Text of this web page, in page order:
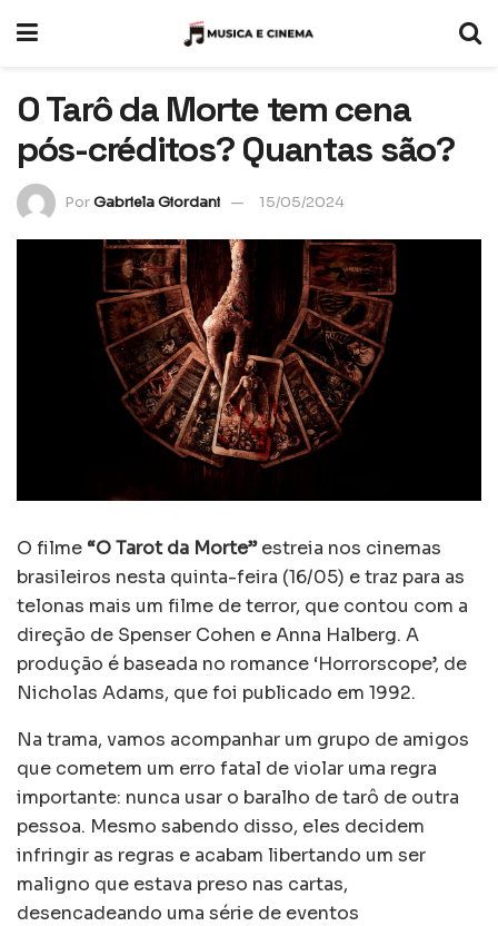
O Tarô da Morte tem cena
pós-créditos? Quantas são?
PorGabriela Giordani 15/05/2024
O filme “O Tarot da Morte”estreia nos cinemas
brasileiros nesta quinta-feira (16/05) e traz para as
telonas mais um filme de terror, que contou com a
direção de Spenser Cohen e Anna Halberg. A
produção é baseada no romance ‘Horrorscope’, de
Nicholas Adams, que foi publicado em 1992.
Na trama, vamos acompanhar um grupo de amigos
que cometem um erro fatal de violar uma regra
importante: nunca usar o baralho de tarô de outra
pessoa. Mesmo sabendo disso, eles decidem
infringir as regras e acabam libertando um ser
maligno que estava preso nas cartas,
desencadeando uma série de eventos